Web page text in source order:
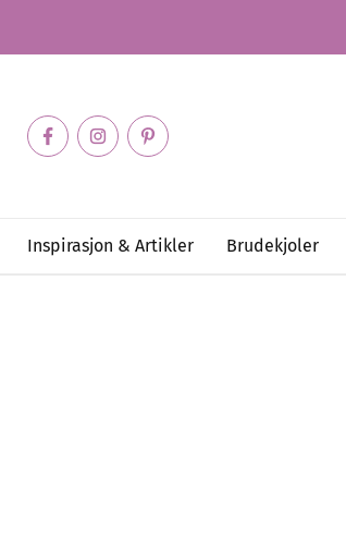
Inspirasjon & Artikler Brudekjoler